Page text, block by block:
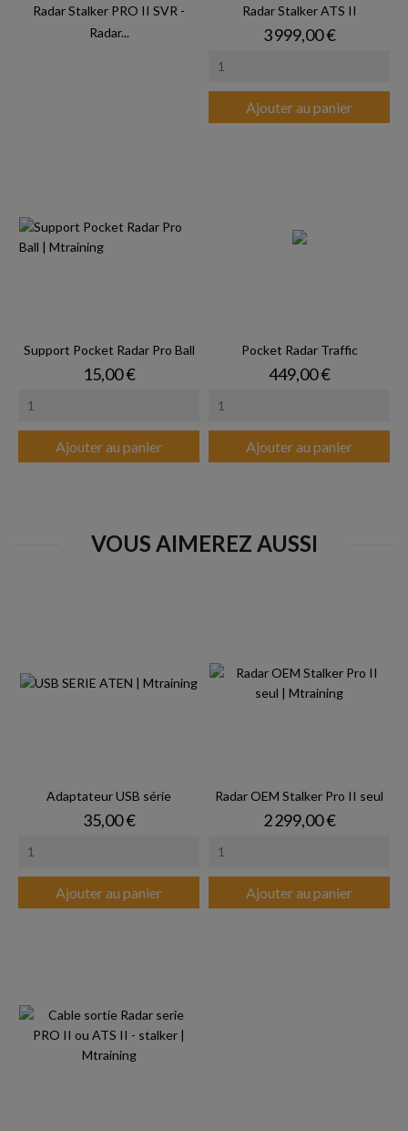
Radar Stalker PRO II SVR -
Radar...
Radar Stalker ATS II
Prix
3 999,00 €
Ajouter au panier
Support Pocket Radar Pro Ball
Prix
15,00 €
Ajouter au panier
Pocket Radar Traffic
Prix
449,00 €
Ajouter au panier
VOUS AIMEREZ AUSSI
Adaptateur USB série
Prix
35,00 €
Ajouter au panier
Radar OEM Stalker Pro II seul
Prix
2 299,00 €
Ajouter au panier